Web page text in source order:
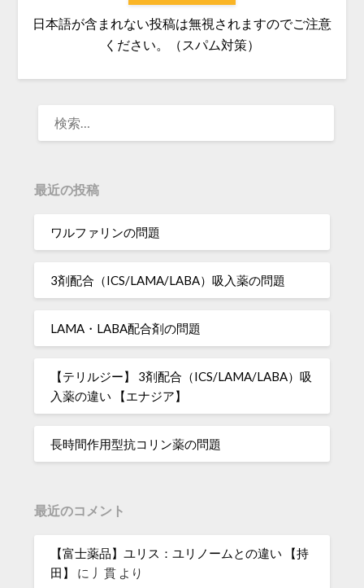
日本語が含まれない投稿は無視されますのでご注意
ください。（スパム対策）
最近の投稿
ワルファリンの問題
3剤配合（ICS/LAMA/LABA）吸入薬の問題
LAMA・LABA配合剤の問題
【テリルジー】 3剤配合（ICS/LAMA/LABA）吸
入薬の違い 【エナジア】
長時間作用型抗コリン薬の問題
最近のコメント
【富士薬品】ユリス：ユリノームとの違い 【持
田】
に 丿貫 より